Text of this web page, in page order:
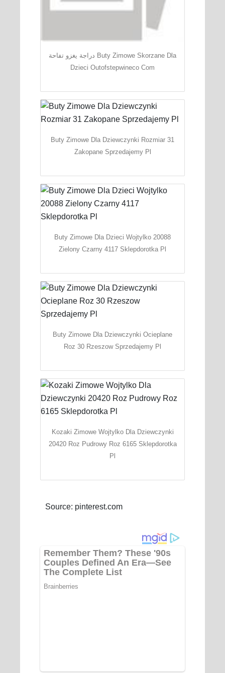
دراجة يغزو تفاحة Buty Zimowe Skorzane Dla
Dzieci Outofstepwineco Com
Buty Zimowe Dla Dziewczynki Rozmiar 31
Zakopane Sprzedajemy Pl
Buty Zimowe Dla Dzieci Wojtylko 20088
Zielony Czarny 4117 Sklepdorotka Pl
Buty Zimowe Dla Dziewczynki Ocieplane
Roz 30 Rzeszow Sprzedajemy Pl
Kozaki Zimowe Wojtylko Dla Dziewczynki
20420 Roz Pudrowy Roz 6165 Sklepdorotka
Pl
Source: pinterest.com